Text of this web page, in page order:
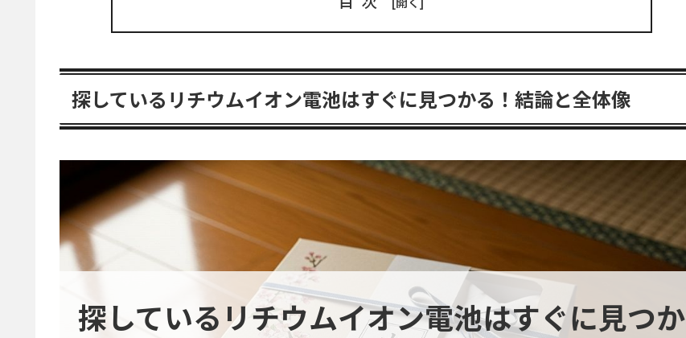
探しているリチウムイオン電池はすぐに見つかる！結論と全体像
探しているリチウムイオン電池はすぐに見つか